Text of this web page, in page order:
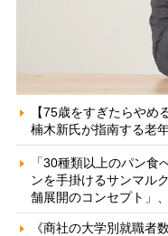
【75歳をすぎたらやめ
楠木新氏が指南する老
「30種類以上のパン食
ンを手掛けるサンマル
舗展開のコンセプト」
《商社の大学別就職者